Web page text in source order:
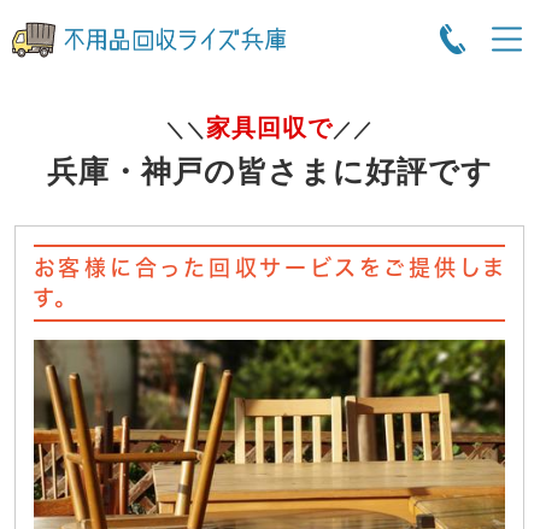
＼＼ 家具回収で／／
兵庫・神戸の皆さまに好評です
お客様に合った回収サービスをご提供しま
す。